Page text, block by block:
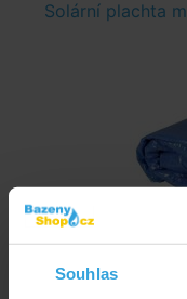
Souhlas
Solární plachta